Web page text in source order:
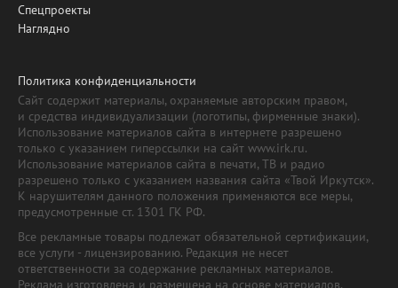
Спецпроекты
Наглядно
Политика конфиденциальности
Сайт содержит материалы, охраняемые авторским правом,
и средства индивидуализации (логотипы, фирменные знаки).
Использование материалов сайта в интернете разрешено
только с указанием гиперссылки на сайт www.irk.ru.
Использование материалов сайта в печати, ТВ и радио
разрешено только с указанием названия сайта «Твой Иркутск».
К нарушителям данного положения применяются все меры,
предусмотренные ст. 1301 ГК РФ.
Все рекламные товары подлежат обязательной сертификации,
все услуги - лицензированию. Редакция не несет
ответственности за содержание рекламных материалов.
Реклама изготовлена и размещена на основе материалов,